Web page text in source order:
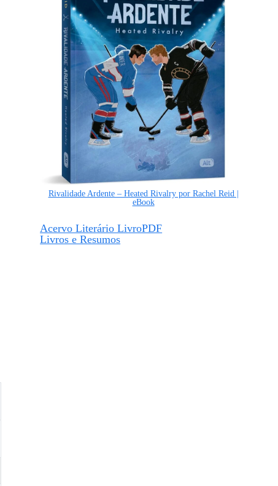
Rivalidade Ardente – Heated Rivalry por Rachel Reid |
eBook
Acervo Literário LivroPDF
Livros e Resumos